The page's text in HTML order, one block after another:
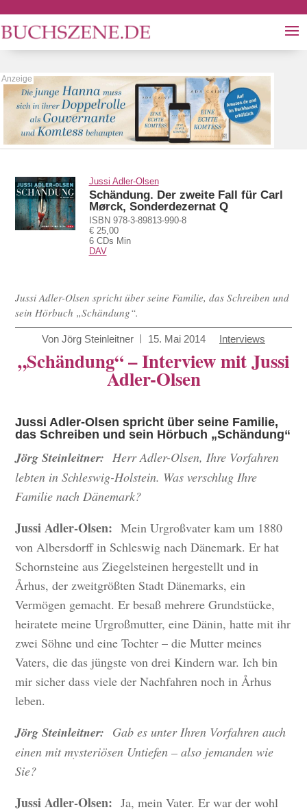
Jussi Adler-Olsen
Schändung. Der zweite Fall für Carl
Mørck, Sonderdezernat Q
ISBN 978-3-89813-990-8
€ 25,00
6 CDs Min
DAV
Jussi Adler-Olsen spricht über seine Familie, das Schreiben und
sein Hörbuch „Schändung“.
Von Jörg Steinleitner 15. Mai 2014 Interviews
„Schändung“ – Interview mit Jussi
Adler-Olsen
Jussi Adler-Olsen spricht über seine Familie,
das Schreiben und sein Hörbuch „Schändung“
Jörg Steinleitner: Herr Adler-Olsen, Ihre Vorfahren
lebten in Schleswig-Holstein. Was verschlug Ihre
Familie nach Dänemark?
Jussi Adler-Olsen: Mein Urgroßvater kam um 1880
von Albersdorff in Schleswig nach Dänemark. Er hat
Schornsteine aus Ziegelsteinen hergestellt und in
Århus, der zweitgrößten Stadt Dänemarks, ein
Vermögen gemacht. Er besaß mehrere Grundstücke,
heiratete meine Urgroßmutter, eine Dänin, hatte mit ihr
zwei Söhne und eine Tochter – die Mutter meines
Vaters, die das jüngste von drei Kindern war. Ich bin
mir sicher dass viele der Nachfahren noch in Århus
leben.
Jörg Steinleitner: Gab es unter Ihren Vorfahren auch
einen mit mysteriösen Untiefen – also jemanden wie
Sie?
Jussi Adler-Olsen:Ja, mein Vater. Er war der wohl